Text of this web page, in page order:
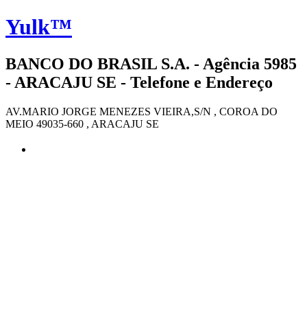
Yulk™
BANCO DO BRASIL S.A. - Agência 5985
- ARACAJU SE - Telefone e Endereço
AV.MARIO JORGE MENEZES VIEIRA,S/N , COROA DO
MEIO 49035-660 , ARACAJU SE